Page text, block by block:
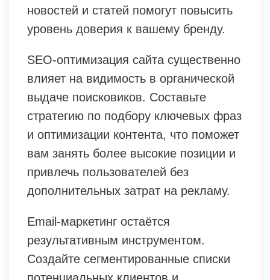
новостей и статей помогут повысить
уровень доверия к вашему бренду.
SEO-оптимизация сайта существенно
влияет на видимость в органической
выдаче поисковиков. Составьте
стратегию по подбору ключевых фраз
и оптимизации контента, что поможет
вам занять более высокие позиции и
привлечь пользователей без
дополнительных затрат на рекламу.
Email-маркетинг остаётся
результативным инструментом.
Создайте сегментированные списки